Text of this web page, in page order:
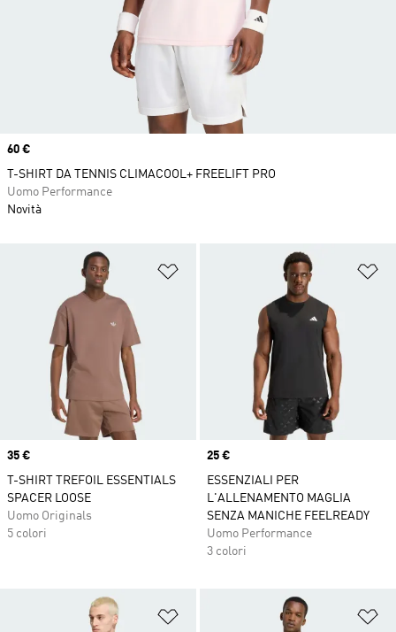
Aggiungi alla lista dei desideri
Price
35 €
T-SHIRT TREFOIL ESSENTIALS
SPACER LOOSE
Uomo Originals
5 colori
Price
25 €
ESSENZIALI PER
L'ALLENAMENTO MAGLIA
SENZA MANICHE FEELREADY
Uomo Performance
3 colori
Aggiungi alla lista dei desideri
Price
60 €
T-SHIRT DA TENNIS CLIMACOOL+ FREELIFT PRO
Uomo Performance
Novità